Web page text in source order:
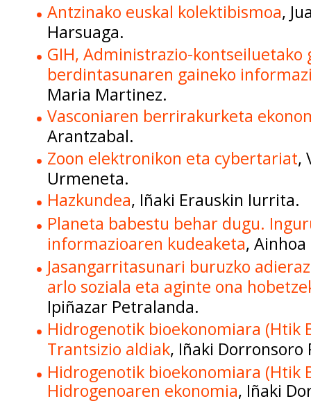
Antzinako euskal kolektibismoa,
Harsuaga.
GIH, Administrazio-kontseiluetako
berdintasunaren gaineko
Maria Martinez.
Vasconiaren berrirakurketa
Arantzabal.
Zoon elektronikon eta cybertariat,
Urmeneta.
Hazkundea, Iñaki Erauskin Iurrita.
Planeta babestu behar dugu.
informazioaren kudeaketa,
Jasangarritasunari buruzko
arlo soziala eta aginte ona
Ipiñazar Petralanda.
Hidrogenotik bioekonomiara (Htik
Trantsizio aldiak, Iñaki Dorronsoro
Hidrogenotik bioekonomiara (Htik
Hidrogenoaren ekonomia, Iñaki